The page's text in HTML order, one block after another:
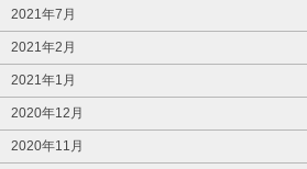
2021年7月
2021年2月
2021年1月
2020年12月
2020年11月